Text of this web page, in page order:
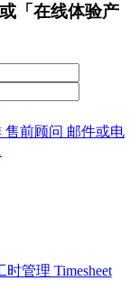
「在线体验产
售前顾问 邮件或电
时管理 Timesheet